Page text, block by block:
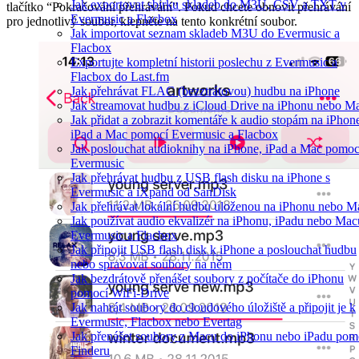
Jak exportovat sbírku skladeb do M3U, CSV a TXT v
Evermusic a Flacbox
Jak importovat seznam skladeb M3U do Evermusic a
Flacbox
Exportujte kompletní historii poslechu z Evermusic a
Flacbox do Last.fm
Jak přehrávat FLAC (bezztrátovou) hudbu na iPhone
Jak streamovat hudbu z iCloud Drive na iPhonu nebo
Jak přidat a zobrazit komentáře k audio stopám na
iPad a Mac pomocí Evermusic a Flacbox
Jak poslouchat audioknihy na iPhone, iPad a Mac
Evermusic
Jak přehrávat hudbu z USB flash disku na iPhone s
Evermusic a iXpand od SanDisk
Jak přehrávat lokální hudbu uloženou na iPhonu nebo
Jak používat audio ekvalizér na iPhonu, iPadu nebo
Evermusic a Flacbox
Jak připojit USB flash disk k iPhone a poslouchat hudbu
nebo spravovat soubory na něm
Jak bezdrátově přenášet soubory z počítače do iPhonu
pomocí WiFi-Drive
Jak nahrát soubory do cloudového úložiště a připojit je k
Evermusic, Flacbox nebo Evertag
Jak přenášet soubory z Macu do iPhonu nebo iPadu
Finderu
tlačítko “Pokračování přehrávání”. Pokud chcete obnovit přehrávání
pro jednotlivý soubor, klepněte na tento konkrétní soubor.